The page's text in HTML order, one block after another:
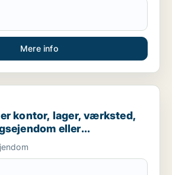
Mere info
lager, værksted,
kontor, lager, værksted,
eller
til salg i Nordsjælland,
Holbæk